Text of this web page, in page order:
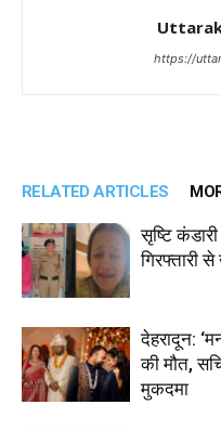
https://
RELATED ARTICLES
सृष्टि
गिरफ्तारी
देहरादून:
की मौत,
मुकदमा